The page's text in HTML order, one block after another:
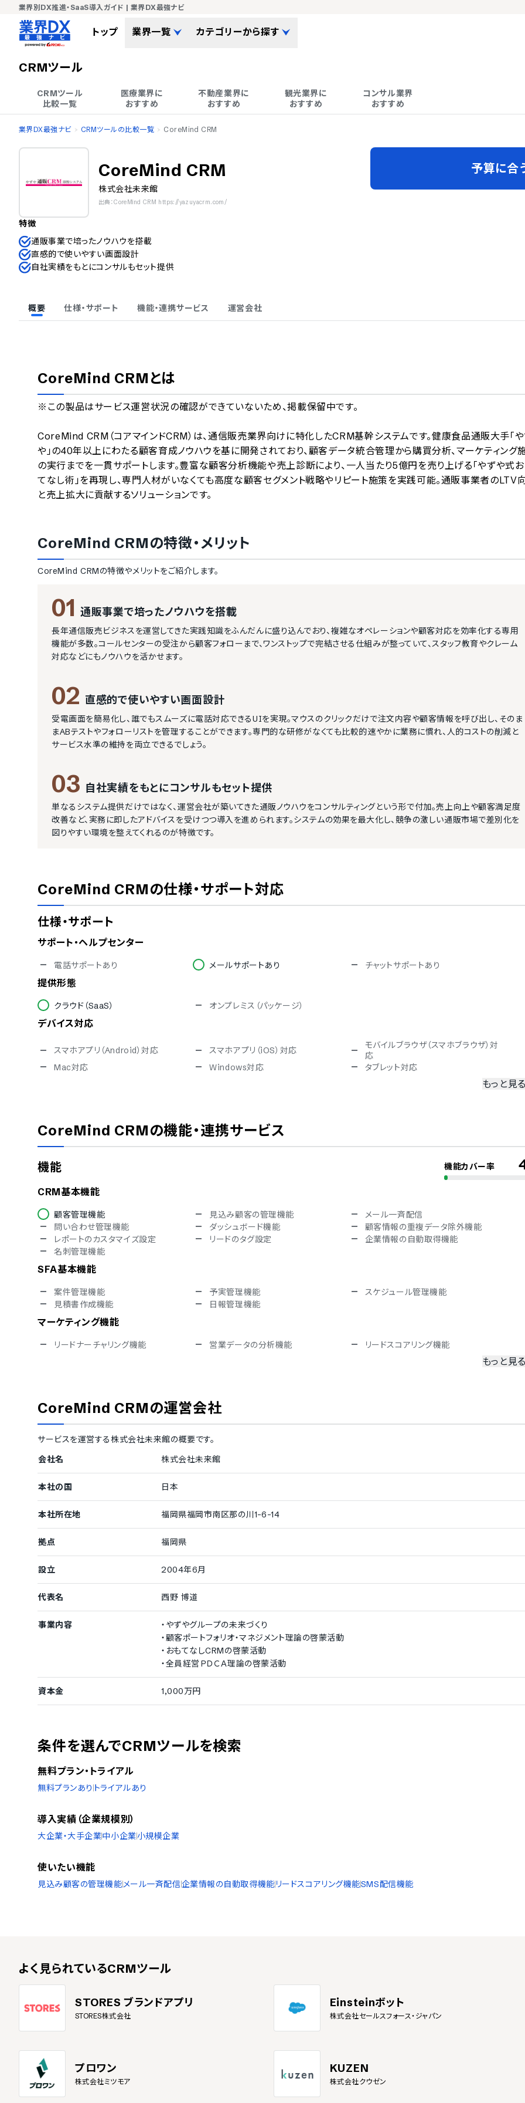
業界別DX推進・SaaS導入ガイド | 業界DX最強ナビ
トップ 業界一覧 カテゴリーから探す
CRMツール
CRMツール
比較一覧
医療業界に
おすすめ
不動産業界に
おすすめ
観光業界に
おすすめ
コンサル業界
おすすめ
業界DX最強ナビ CRMツールの比較一覧 CoreMind CRM
CoreMind CRM
株式会社未来館
出典：CoreMind CRM https://yazuyacrm.com/
特徴
通販事業で培ったノウハウを搭載
直感的で使いやすい画面設計
自社実績をもとにコンサルもセット提供
予算に合
概要 仕様・サポート 機能・連携サービス 運営会社
CoreMind CRM とは
※この製品はサービス運営状況の確認ができていないため、掲載保留中です。
CoreMind CRM（コアマインドCRM）は、通信販売業界向けに特化したCRM基幹システムです。健康食品通販大手「
や」の40年以上にわたる顧客育成ノウハウを基に開発されており、顧客データ統合管理から購買分析、マーケティング
の実行までを一貫サポートします。豊富な顧客分析機能や売上診断により、一人当たり5億円を売り上げる「やずや式
てなし術」を再現し、専門人材がいなくても高度な顧客セグメント戦略やリピート施策を実践可能。通販事業者のLTV
と売上拡大に貢献するソリューションです。
CoreMind CRMの特徴・メリット
CoreMind CRMの特徴やメリットをご紹介します。
01 通販事業で培ったノウハウを搭載
長年通信販売ビジネスを運営してきた実践知識をふんだんに盛り込んでおり、複雑なオペレーションや顧客対応を効率化する専用
機能が多数。コールセンターの受注から顧客フォローまで、ワンストップで完結させる仕組みが整っていて、スタッフ教育やクレーム
対応などにもノウハウを活かせます。
02 直感的で使いやすい画面設計
受電画面を簡易化し、誰でもスムーズに電話対応できるUIを実現。マウスのクリックだけで注文内容や顧客情報を呼び出し、そのま
まABテストやフォローリストを管理することができます。専門的な研修がなくても比較的速やかに業務に慣れ、人的コストの削減と
サービス水準の維持を両立できるでしょう。
03 自社実績をもとにコンサルもセット提供
単なるシステム提供だけではなく、運営会社が築いてきた通販ノウハウをコンサルティングという形で付加。売上向上や顧客満足度
改善など、実務に即したアドバイスを受けつつ導入を進められます。システムの効果を最大化し、競争の激しい通販市場で差別化を
図りやすい環境を整えてくれるのが特徴です。
CoreMind CRMの仕様・サポート対応
仕様・サポート
サポート・ヘルプセンター
電話サポートあり メールサポートあり チャットサポートあり
提供形態
クラウド（SaaS） オンプレミス（パッケージ）
デバイス対応
スマホアプリ（Android）対応 スマホアプリ（iOS）対応
モバイルブラウザ（スマホブラウザ）対
応
Mac対応
Windows対応 タブレット対応
シングルサインオン
対応言語
英語
オランダ語
ドイツ語
ノルウェー語
ポルトガル語
ロシア語
スペイン語
スウェーデン語
タイ語
アラビア語
インドネシア語
ブルガリア語
クロアチア語
トルコ語
もっと見
CoreMind CRMの機能・連携サービス
機能 機能カバー率
CRM基本機能
顧客管理機能 見込み顧客の管理機能
メール一斉配信
問い合わせ管理機能
ダッシュボード機能
顧客情報の重複データ除外機能
レポートのカスタマイズ設定
リードのタグ設定
企業情報の自動取得機能
名刺管理機能
SFA基本機能
案件管理機能 予実管理機能
スケジュール管理機能
見積書作成機能
日報管理機能
マーケティング機能
リードナーチャリング機能 営業データの分析機能 リードスコアリング機能
もっと見
CoreMind CRMの運営会社
サービスを運営する株式会社未来館の概要です。
会社名
株式会社未来館
本社の国 日本
本社所在地 福岡県福岡市南区那の川1-6-14
拠点 福岡県
設立 2004年6月
代表名 西野 博道
事業内容
・やずやグループの未来づくり
・顧客ポートフォリオ・マネジメント理論の啓蒙活動
・おもてなしCRMの啓蒙活動
・全員経営ＰＤＣＡ理論の啓蒙活動
資本金 1,000万円
条件を選んでCRMツールを検索
無料プラン・トライアル
無料プランあり トライアルあり
導入実績（企業規模別）
大企業・大手企業中小企業小規模企業
使いたい機能
見込み顧客の管理機能メール一斉配信企業情報の自動取得機能リードスコアリング機能SMS配信機能
よく見られているCRMツール
STORES ブランドアプリ
STORES株式会社
Einsteinボット
株式会社セールスフォース・ジャパン
プロワン
株式会社ミツモア
KUZEN
株式会社クウゼン